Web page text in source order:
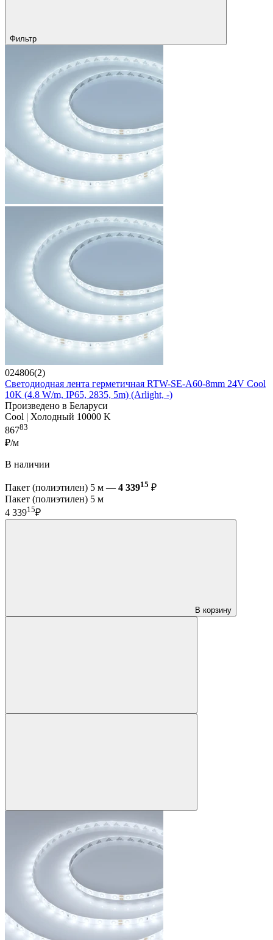
Фильтр
024806(2)
Светодиодная лента герметичная RTW-SE-A60-8mm 24V Cool
10K (4.8 W/m, IP65, 2835, 5m) (Arlight, -)
Произведено в Беларуси
Cool | Холодный 10000 K
86783
₽/м
В наличии
Пакет (полиэтилен) 5 м — 4 33915 ₽
Пакет (полиэтилен) 5 м
4 33915₽
В корзину